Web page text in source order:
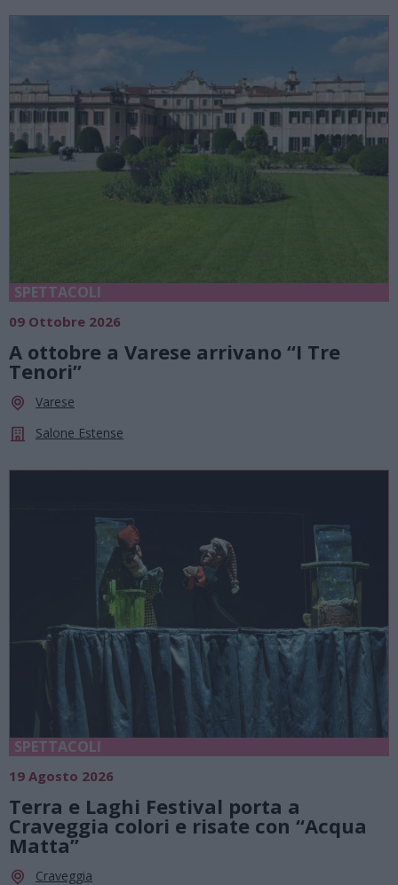
SPETTACOLI
09 Ottobre 2026
A ottobre a Varese arrivano “I Tre
Tenori”
Varese
Salone Estense
SPETTACOLI
19 Agosto 2026
Terra e Laghi Festival porta a
Craveggia colori e risate con “Acqua
Matta”
Craveggia